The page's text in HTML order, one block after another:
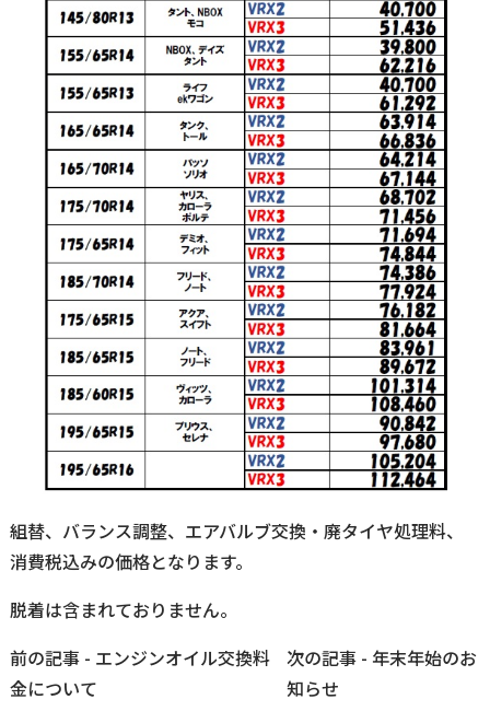
組替、バランス調整、エアバルブ交換・廃タイヤ処理料、
消費税込みの価格となります。
脱着は含まれておりません。
前
後
前の記事 - エンジンオイル交換料
金について
次の記事 - 年末年始のお
知らせ